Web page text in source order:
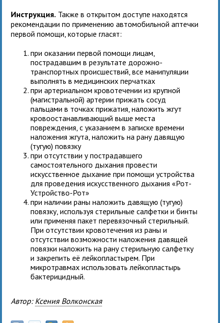
Инструкция. Также в открытом доступе находятся
рекомендации по применению автомобильной аптечки
первой помощи, которые гласят:
при оказании первой помощи лицам,
пострадавшим в результате дорожно-
транспортных происшествий, все манипуляции
выполнять в медицинских перчатках
при артериальном кровотечении из крупной
(магистральной) артерии прижать сосуд
пальцами в точках прижатия, наложить жгут
кровоостанавливающий выше места
повреждения, с указанием в записке времени
наложения жгута, наложить на рану давящую
(тугую) повязку
при отсутствии у пострадавшего
самостоятельного дыхания провести
искусственное дыхание при помощи устройства
для проведения искусственного дыхания «Рот-
Устройство-Рот»
при наличии раны наложить давящую (тугую)
повязку, используя стерильные салфетки и бинты
или применяя пакет перевязочный стерильный.
При отсутствии кровотечения из раны и
отсутствии возможности наложения давящей
повязки наложить на рану стерильную салфетку
и закрепить её лейкопластырем. При
микротравмах использовать лейкопластырь
бактерицидный.
Автор: Ксения Волконская